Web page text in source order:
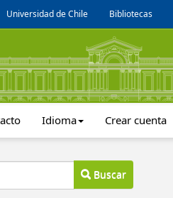
Universidad de Chile Bibliotecas
Idioma Crear cuenta
Buscar